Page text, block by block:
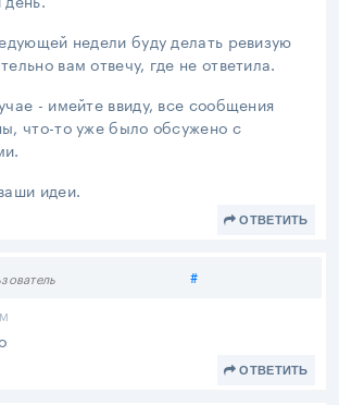
недели буду делать ревизую
вам отвечу, где не ответила.
- имейте ввиду, все сообщения
что-то уже было обсужено с
идеи.
ОТВЕТИТЬ
#Поделиться
ОТВЕТИТЬ